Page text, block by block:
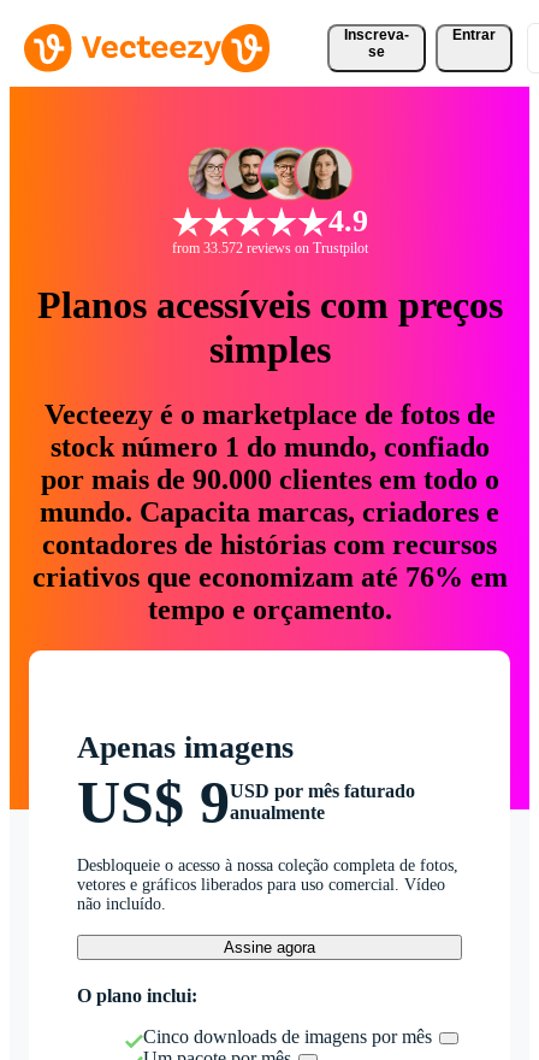
Inscreva-
se
Entrar
4.9
from 33.572 reviews on Trustpilot
Planos acessíveis com preços
simples
Vecteezy é o marketplace de fotos de
stock número 1 do mundo, confiado
por mais de 90.000 clientes em todo o
mundo. Capacita marcas, criadores e
contadores de histórias com recursos
criativos que economizam até 76% em
tempo e orçamento.
Apenas imagens
US$ 9USD por mês faturado
anualmente
Desbloqueie o acesso à nossa coleção completa de fotos,
vetores e gráficos liberados para uso comercial. Vídeo
não incluído.
Assine agora
O plano inclui:
Cinco downloads de imagens por mês